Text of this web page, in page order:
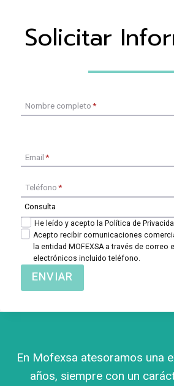
Solicitar
Nombre completo*
Email*
Teléfono*
He leído y acepto la Política de
Acepto recibir comunicaciones
la entidad MOFEXSA a través de
electrónicos incluido teléfono.
ENVIAR
En Mofexsa atesoramos una
años, siempre con un